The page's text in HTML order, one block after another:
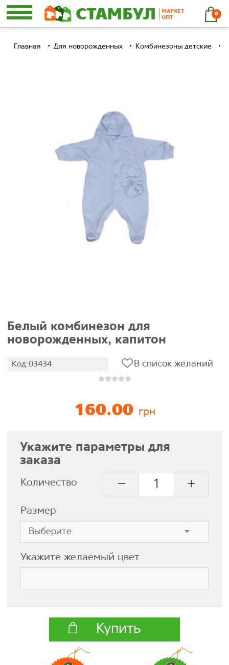
0
Главная Для новорожденных Комбинезоны детские
Белый комбинезон для
новорожденных, капитон
Код:03434 В список желаний
160.00 грн
Укажите параметры для
заказа
Количество
Размер
Укажите желаемый цвет
Купить